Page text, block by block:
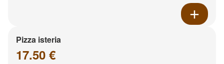
Pizza isteria
17.50 €